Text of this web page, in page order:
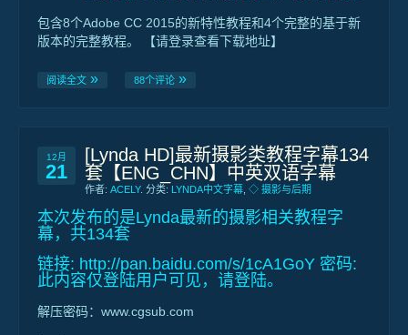
包含8个Adobe CC 2015的新特性教程和4个完整的基于新
版本的完整教程。 【请登录查看下载地址】
阅读全文 88个评论
12月
21
[Lynda HD]最新摄影类教程字幕134
套【ENG_CHN】中英双语字幕
作者: ACELY. 分类: LYNDA中文字幕 ◇ 摄影与后期
本次发布的是Lynda最新的摄影相关教程字
幕，共134套
链接: http://pan.baidu.com/s/1cA1GoY 密码:
此内容仅登陆用户可见，请登陆。
解压密码：www.cgsub.com